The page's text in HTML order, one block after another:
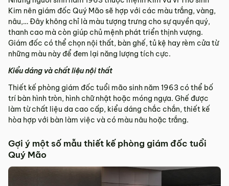
Kim nên giám đốc Quý Mão sẽ hợp với các màu trắng, vàng,
nâu,… Đây không chỉ là màu tượng trưng cho sự quyền quý,
thanh cao mà còn giúp chủ mệnh phát triển thịnh vượng.
Giám đốc có thể chọn nội thất, bàn ghế, tủ kệ hay rèm cửa từ
những màu này để đem lại năng lượng tích cực.
Kiểu dáng và chất liệu nội thất
Thiết kế phòng giám đốc tuổi mão sinh năm 1963 có thể bố
trí bàn hình tròn, hình chữ nhật hoặc móng ngựa. Ghế được
làm từ chất liệu da cao cấp, kiểu dáng chắc chắn, thiết kế
hòa hợp với bàn làm việc và có màu nâu hoặc trắng.
Gợi ý một số mẫu thiết kế phòng giám đốc tuổi
Quý Mão